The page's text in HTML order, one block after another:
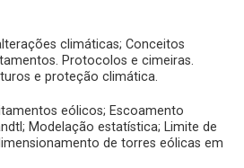
climáticas; Conceitos
Protocolos e cimeiras.
e proteção climática.
eólicos; Escoamento
Modelação estatística; Limite de
de torres eólicas em